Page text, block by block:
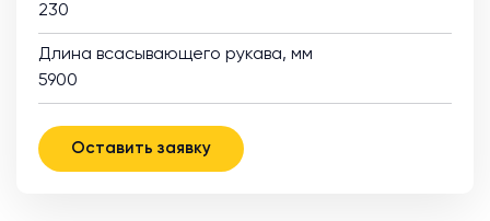
230
Длина всасывающего рукава, мм
5900
Оставить заявку